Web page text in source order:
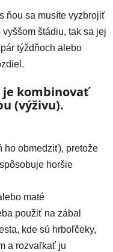
ňou sa musíte vyzbrojiť
štádiu, tak sa jej
týždňoch alebo
je kombinovať
(výživu).
ho obmedziť), pretože
horšie
maté
použiť na zábal
kde sú hrboľčeky,
a rozvaľkať ju